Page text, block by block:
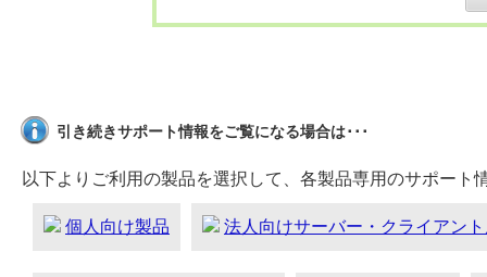
引き続きサポート情報をご覧になる場合は･･･
以下よりご利用の製品を選択して、各製品専用のサポート
個人向け製品 法人向けサーバー・クライアン